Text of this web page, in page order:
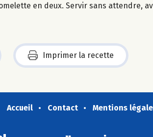
en deux. Servir sans attendre,
Imprimer la recette
Accueil Contact Mentions